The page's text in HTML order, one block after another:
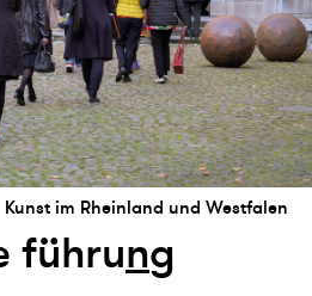
Kunst im Rheinland und Westfalen
führung